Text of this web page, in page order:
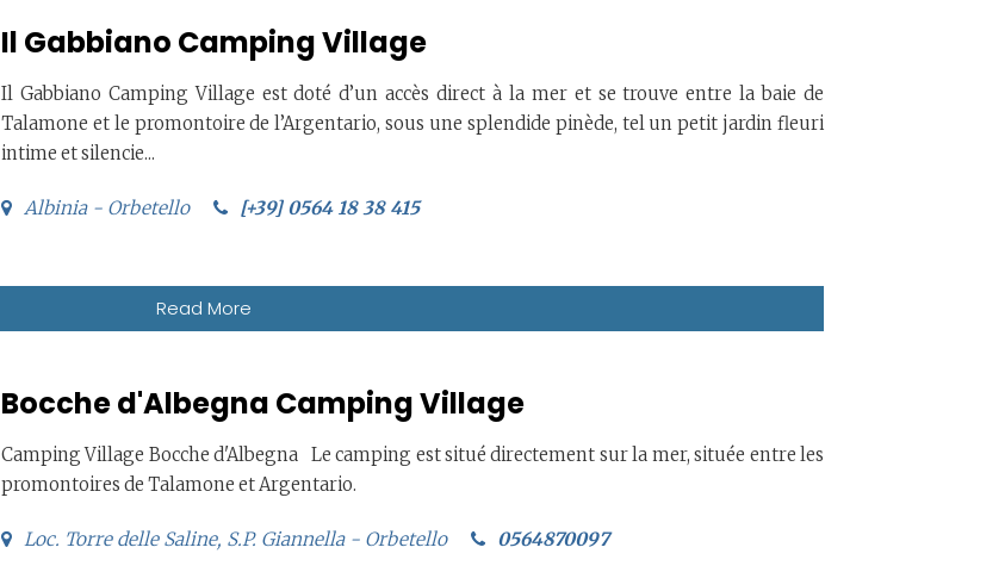
Il Gabbiano Camping Village
Il Gabbiano Camping Village est doté d’un accès direct à la mer et se trouve entre la baie de
Talamone et le promontoire de l’Argentario, sous une splendide pinède, tel un petit jardin fleuri
intime et silencie...
Albinia - Orbetello [+39] 0564 18 38 415
Read More
Bocche d'Albegna Camping Village
Camping Village Bocche d'Albegna Le camping est situé directement sur la mer, située entre les
promontoires de Talamone et Argentario.
Loc. Torre delle Saline, S.P. Giannella - Orbetello 0564870097